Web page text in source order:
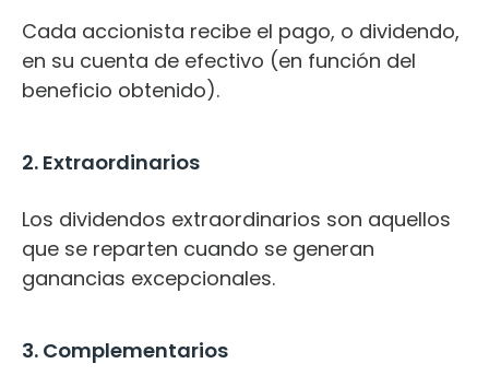
Cada accionista recibe el pago, o dividendo,
en su cuenta de efectivo (en función del
beneficio obtenido).
2. Extraordinarios
Los dividendos extraordinarios son aquellos
que se reparten cuando se generan
ganancias excepcionales.
3. Complementarios